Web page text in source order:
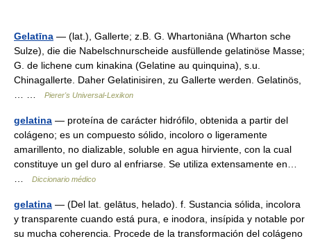
Gelatīna — (lat.), Gallerte; z.B. G. Whartoniāna (Wharton sche
Sulze), die die Nabelschnurscheide ausfüllende gelatinöse Masse;
G. de lichene cum kinakina (Gelatine au quinquina), s.u.
Chinagallerte. Daher Gelatinisiren, zu Gallerte werden. Gelatinös,
… …
Pierer's Universal-Lexikon
gelatina — proteína de carácter hidrófilo, obtenida a partir del
colágeno; es un compuesto sólido, incoloro o ligeramente
amarillento, no dializable, soluble en agua hirviente, con la cual
constituye un gel duro al enfriarse. Se utiliza extensamente en…
…
Diccionario médico
gelatina — (Del lat. gelātus, helado). f. Sustancia sólida, incolora
y transparente cuando está pura, e inodora, insípida y notable por
su mucha coherencia. Procede de la transformación del colágeno